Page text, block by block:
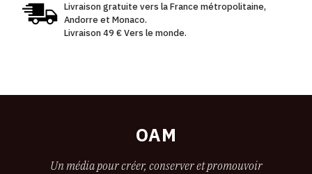
Livraison gratuite vers la France métropolitaine,
Andorre et Monaco.
Livraison 49 € Vers le monde.
OAM
Un média pour créer, conserver et promouvoir